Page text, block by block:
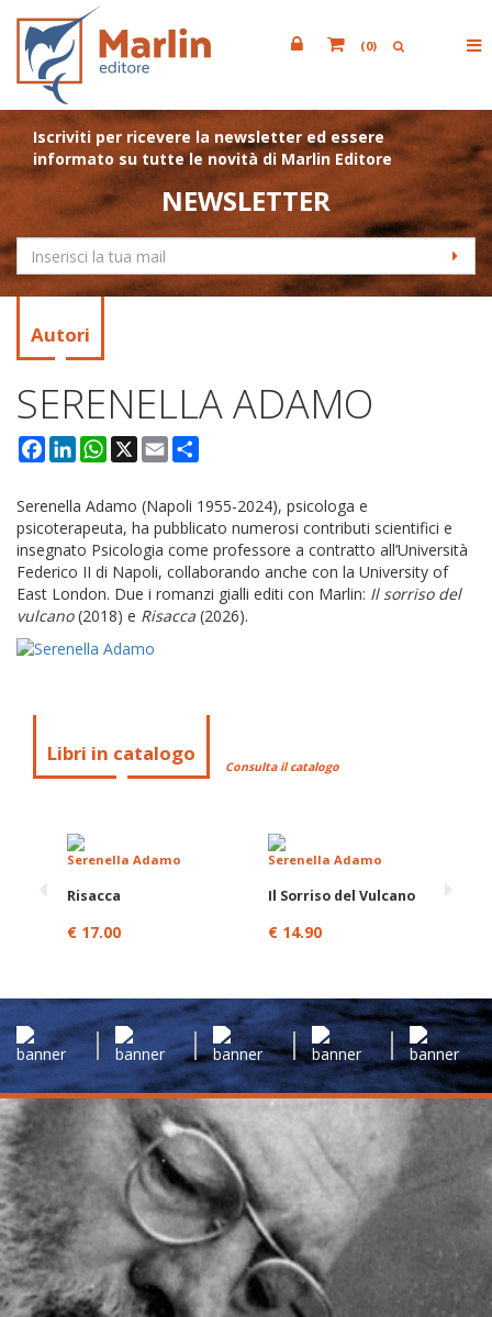
(0)
Iscriviti per ricevere la newsletter ed essere
informato su tutte le novità di Marlin Editore
NEWSLETTER
Autori
SERENELLA ADAMO
Facebook
LinkedInWhatsApp
X Email
Serenella Adamo (Napoli 1955-2024), psicologa e
psicoterapeuta, ha pubblicato numerosi contributi scientifici e
insegnato Psicologia come professore a contratto all’Università
Federico II di Napoli, collaborando anche con la University of
East London. Due i romanzi gialli editi con Marlin: Il sorriso del
vulcano(2018) e Risacca (2026).
Libri in catalogo
Consulta il catalogo
Serenella Adamo
Risacca
€ 17.00
Serenella Adamo
Il Sorriso del Vulcano
€ 14.90